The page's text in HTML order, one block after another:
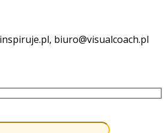
biuro@visualcoach.pl